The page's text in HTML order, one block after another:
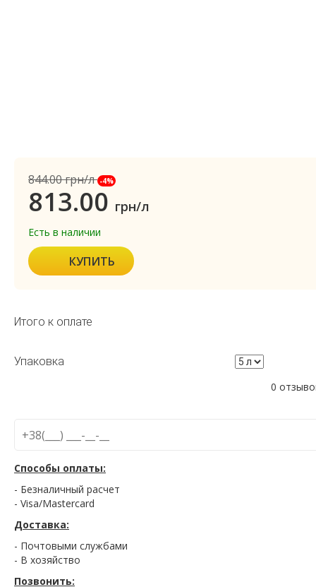
844.00грн/л -4%
813.00 грн/л
Есть в наличии
КУПИТЬ
Итого к оплате
Упаковка
0
Способы оплаты:
- Безналичный расчет
- Visa/Mastercard
Доставка:
- Почтовыми службами
- В хозяйство
Позвонить: